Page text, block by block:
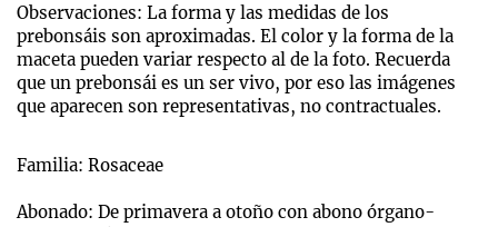
Observaciones: La forma y las medidas de los
prebonsáis son aproximadas. El color y la forma de la
maceta pueden variar respecto al de la foto. Recuerda
que un prebonsái es un ser vivo, por eso las imágenes
que aparecen son representativas, no contractuales.
Familia: Rosaceae
Abonado: De primavera a otoño con abono órgano-